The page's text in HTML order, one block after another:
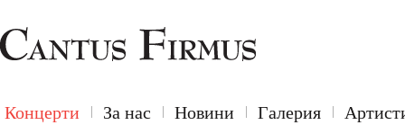
Концерти За нас Новини Галерия